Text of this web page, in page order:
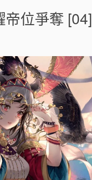
強
出
的
暗
躍
帝
位
爭
奪
[
]
位爭奪 [04]